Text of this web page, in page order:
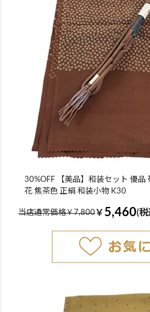
30%OFF 【美品】和装セット 優品
花 焦茶色 正絹 和装小物 K30
当店通常価格￥7,800￥ 5,460(税